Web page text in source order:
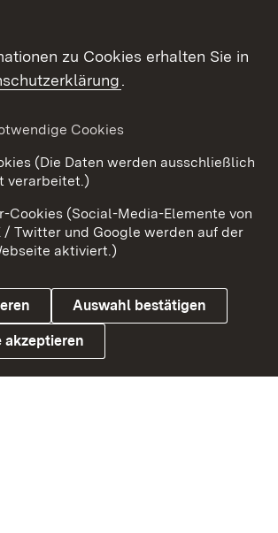
Kontakt
Datenschutz
zu Cookies erhalten Sie in
.
Cookies
(Die Daten werden ausschließlich
verarbeitet.)
Cookies (Social-Media-Elemente von
/ Twitter und Google werden auf der
aktiviert.)
Auswahl bestätigen
akzeptieren